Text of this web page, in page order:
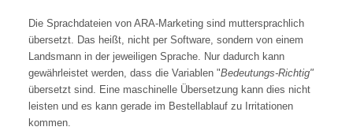
Die Sprachdateien von ARA-Marketing sind muttersprachlich
übersetzt. Das heißt, nicht per Software, sondern von einem
Landsmann in der jeweiligen Sprache. Nur dadurch kann
gewährleistet werden, dass die Variablen "Bedeutungs-Richtig"
übersetzt sind. Eine maschinelle Übersetzung kann dies nicht
leisten und es kann gerade im Bestellablauf zu Irritationen
kommen.